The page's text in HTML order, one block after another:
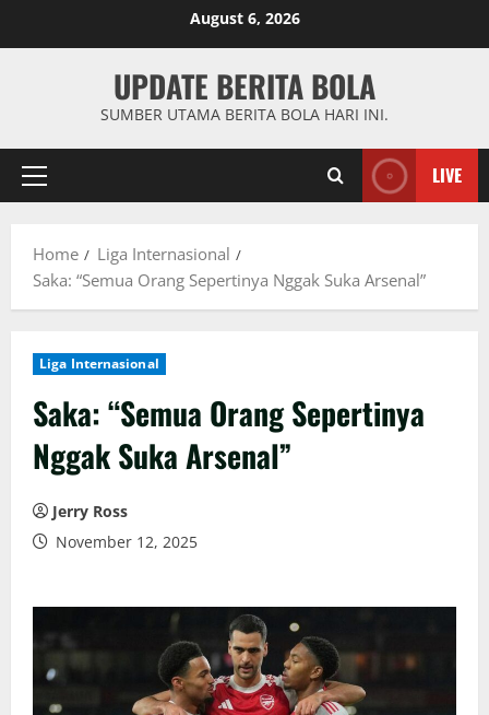
August 6, 2026
UPDATE BERITA BOLA
SUMBER UTAMA BERITA BOLA HARI INI.
Primary
LIVE
Home
Liga Internasional
Saka: “Semua Orang Sepertinya Nggak Suka Arsenal”
Liga Internasional
Saka: “Semua Orang Sepertinya
Nggak Suka Arsenal”
Jerry Ross
November 12, 2025